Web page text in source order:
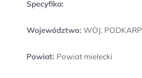
Specyfika:
Województwo: WOJ.
Powiat: Powiat mielecki